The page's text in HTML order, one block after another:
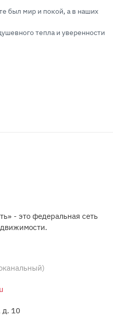
был мир и покой, а в наших
тепла и уверенности
- это федеральная сеть
д. 10